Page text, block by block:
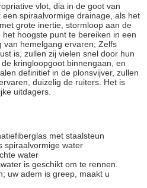
vlot, dia in de goot van
spiraalvormige drainage, als het
grote inertie, stormloop aan de
hoogste punt te bereiken in een
van hemelgang ervaren; Zelfs
is, zullen zij vielen snel door hun
kringloopgoot binnengaan, en
definitief in de plonsvijver, zullen
duizelig de ruiters. Het is
uitdagers.
met staalsteun
spiraalvormige water
water
is geschikt om te rennen.
uw adem is greep, maakt u